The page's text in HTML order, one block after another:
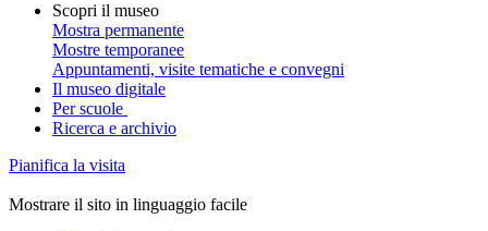
Scopri il museo
Mostra permanente
Mostre temporanee
Appuntamenti, visite tematiche e convegni
Il museo digitale
Per scuole
Ricerca e archivio
Pianifica la visita
Mostrare il sito in linguaggio facile